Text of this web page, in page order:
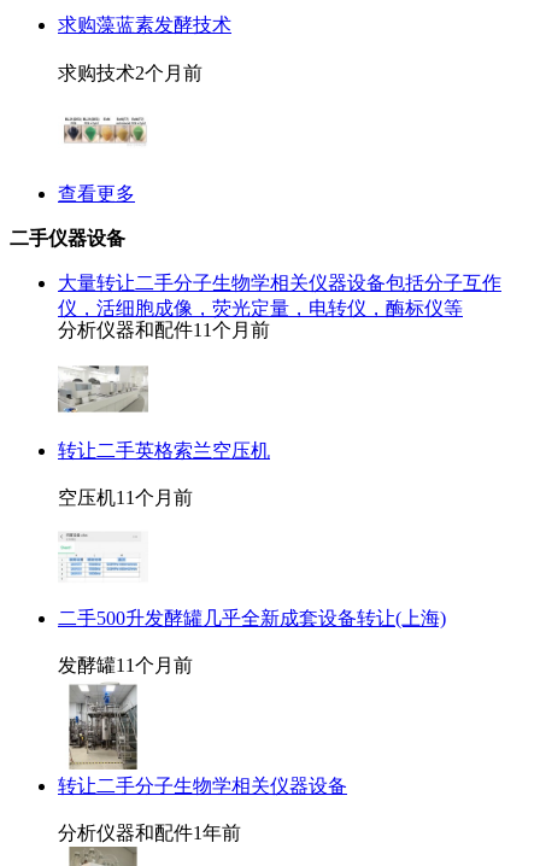
求购藻蓝素发酵技术
求购技术2个月前
查看更多
二手仪器设备
大量转让二手分子生物学相关仪器设备包括分子互作
仪，活细胞成像，荧光定量，电转仪，酶标仪等
分析仪器和配件11个月前
转让二手英格索兰空压机
空压机11个月前
二手500升发酵罐几乎全新成套设备转让(上海)
发酵罐11个月前
转让二手分子生物学相关仪器设备
分析仪器和配件1年前